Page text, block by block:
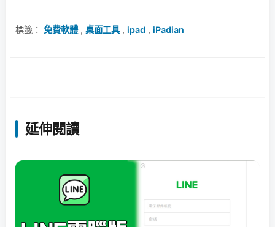
標籤： 免費軟體, 桌面工具, ipad , iPadian
延伸閱讀